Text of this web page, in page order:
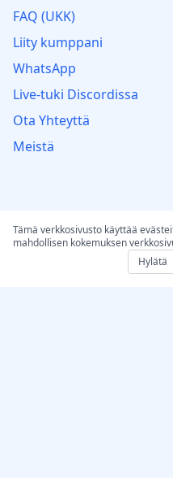
FAQ (UKK)
Liity kumppani
WhatsApp
Live‑tuki Discordissa
Ota Yhteyttä
Meistä
Tämä verkkosivusto käyttää
mahdollisen kokemuksen
Hylätä